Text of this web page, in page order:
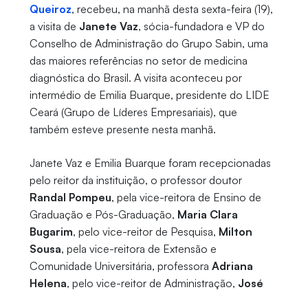
Queiroz, recebeu, na manhã desta sexta-feira (19),
a visita de Janete Vaz, sócia-fundadora e VP do
Conselho de Administração do Grupo Sabin, uma
das maiores referências no setor de medicina
diagnóstica do Brasil. A visita aconteceu por
intermédio de Emilia Buarque, presidente do LIDE
Ceará (Grupo de Líderes Empresariais), que
também esteve presente nesta manhã.
Janete Vaz e Emilia Buarque foram recepcionadas
pelo reitor da instituição, o professor doutor
Randal Pompeu, pela vice-reitora de Ensino de
Graduação e Pós-Graduação, Maria Clara
Bugarim, pelo vice-reitor de Pesquisa, Milton
Sousa, pela vice-reitora de Extensão e
Comunidade Universitária, professora Adriana
Helena, pelo vice-reitor de Administração, José